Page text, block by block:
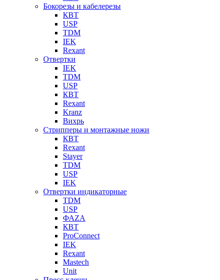
Бокорезы и кабелерезы
КВТ
USP
TDM
IEK
Rexant
Отвертки
IEK
TDM
USP
КВТ
Rexant
Kranz
Вихрь
Стрипперы и монтажные ножи
КВТ
Rexant
Stayer
TDM
USP
IEK
Отвертки индикаторные
TDM
USP
ФАZА
КВТ
ProConnect
IEK
Rexant
Mastech
Unit